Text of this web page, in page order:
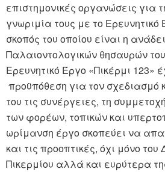
επιστημονικές οργανώσεις για
γνωριμία τους με το Ερευνητικό
σκοπός του οποίου είναι η
Παλαιοντολογικών θησαυρών
Ερευνητικό Έργο «Πικέρμι 123»
προϋπόθεση για τον σχεδιασμό
του τις συνέργειες, τη
των φορέων, τοπικών και
ωρίμανση έργο σκοπεύει να
και τις προοπτικές, όχι μόνο
Πικερμίου αλλά και ευρύτερα